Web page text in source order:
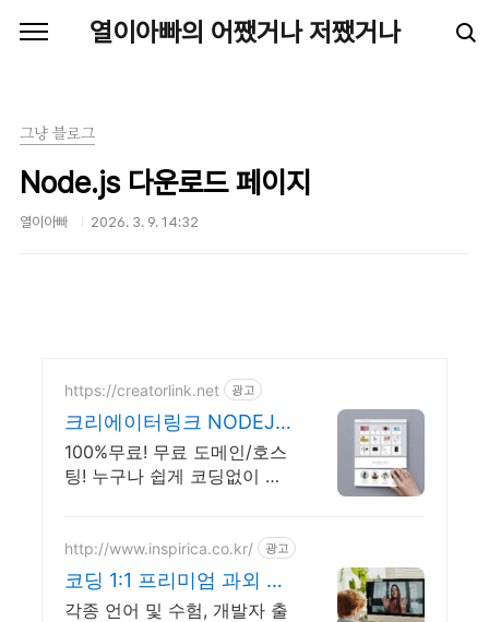
열이아빠의 어쨌거나 저쨌거나
그냥 블로그
Node.js 다운로드 페이지
열이아빠 2026. 3. 9. 14:32
https://creatorlink.net 광고
크리에이터링크 NODEJS
누구나 만드는 홈페이지
100%무료! 무료 도메인/호스
팅! 누구나 쉽게 코딩없이 직
이지, 스타트업, 공기업도 크
리에이터링크에서.
http://www.inspirica.co.kr/ 광고
코딩 1:1 프리미엄 과외 최
고의 선생님들과 함께
각종 언어 및 수험, 개발자 출